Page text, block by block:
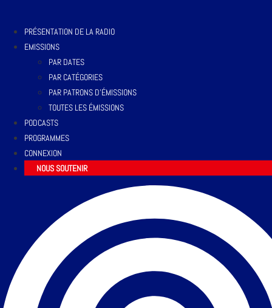
PRÉSENTATION DE LA RADIO
EMISSIONS
PAR DATES
PAR CATÉGORIES
PAR PATRONS D’ÉMISSIONS
TOUTES LES ÉMISSIONS
PODCASTS
PROGRAMMES
CONNEXION
NOUS SOUTENIR